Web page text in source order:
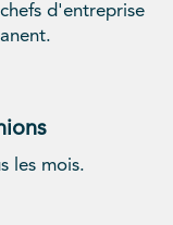
d'entreprise
les mois.